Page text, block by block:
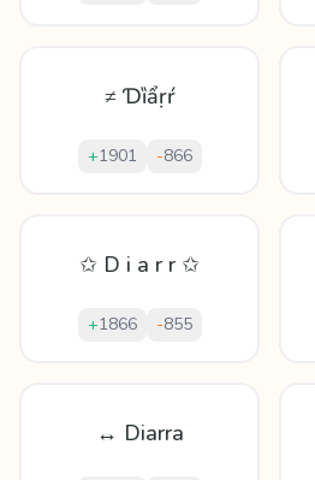
≠ Ɗȉẩṛŕ
+1901 -866
✩ D i a r r ✩
+1866 -855
↔ Diarra